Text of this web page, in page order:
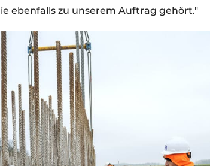
ebenfalls zu unserem Auftrag gehört."